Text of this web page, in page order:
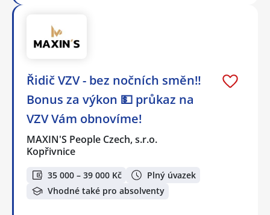
Řidič VZV - bez nočních směn‼️
Bonus za výkon 💵 průkaz na
VZV Vám obnovíme!
MAXIN'S People Czech, s.r.o.
Kopřivnice
35 000 – 39 000 Kč
Plný úvazek
Vhodné také pro absolventy